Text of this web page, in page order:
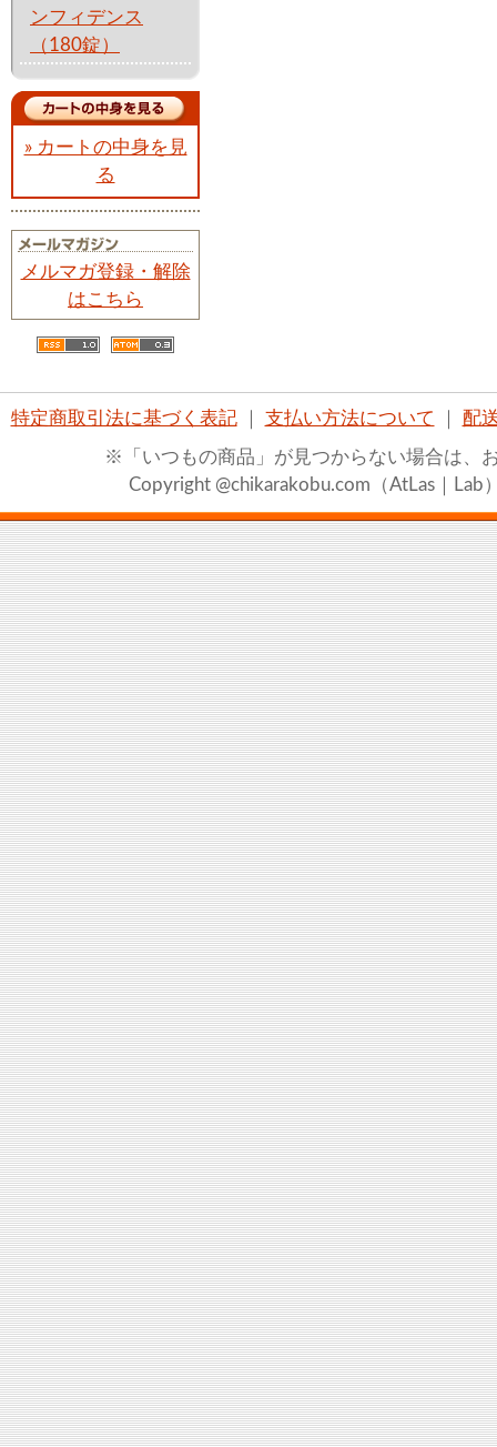
ンフィデンス
（180錠）
» カートの中身を見
る
メルマガ登録・解除
はこちら
特定商取引法に基づく表記｜ 支払い方法について 配
※「いつもの商品」が見つからない場合は、
Copyright @chikarakobu.com（AtLas｜